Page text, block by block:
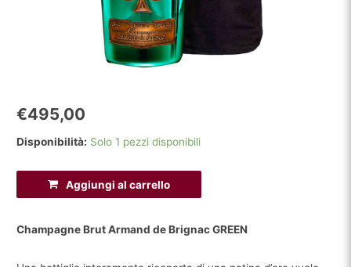
€495,00
Disponibilità: Solo 1 pezzi disponibili
Champagne
Brut
Aggiungi al carrello
Champagne Brut Armand de Brignac GREEN